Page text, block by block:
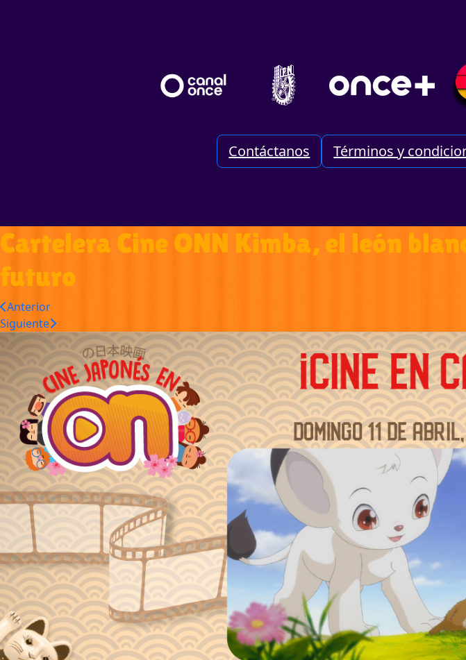
Contáctanos Términos y
Cartelera Cine ONN Kimba, el león
futuro
Anterior
Siguiente